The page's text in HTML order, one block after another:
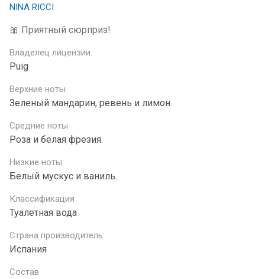
NINA RICCI
🎀 Приятный сюрприз!
Владелец лицензии:
Puig
Верхние ноты
Зеленый мандарин, ревень и лимон.
Средние ноты
Роза и белая фрезия.
Низкие ноты
Белый мускус и ваниль.
Классификация
Туалетная вода
Страна производитель
Испания
Состав